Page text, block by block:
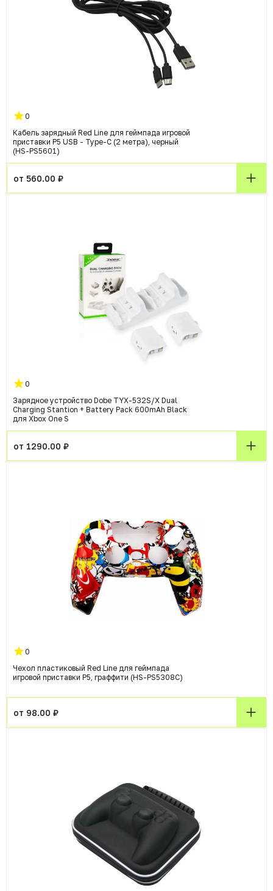
0
Кабель зарядный Red Line для геймпада игровой
приставки P5 USB - Type-C (2 метра), черный
(HS-PS5601)
от 560.00 ₽
0
Зарядное устройство Dobe TYX-532S/X Dual
Charging Stantion + Battery Pack 600mAh Black
для Xbox One S
от 1290.00 ₽
0
Чехол пластиковый Red Line для геймпада
игровой приставки P5, граффити (HS-PS5308C)
от 98.00 ₽